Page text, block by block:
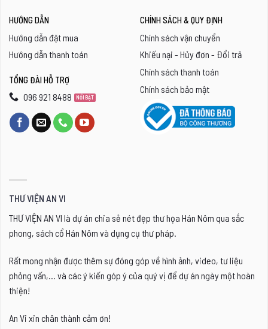
HƯỚNG DẪN
Hướng dẫn đặt mua
Hướng dẫn thanh toán
TỔNG ĐÀI HỖ TRỢ
096 921 8488
CHÍNH SÁCH & QUY ĐỊNH
Chính sách vận chuyển
Khiếu nại - Hủy đơn - Đổi trả
Chính sách thanh toán
Chính sách bảo mật
THƯ VIỆN AN VI
THƯ VIỆN AN VI là dự án chia sẻ nét đẹp thư họa Hán Nôm qua sắc
phong, sách cổ Hán Nôm và dụng cụ thư pháp.
Rất mong nhận được thêm sự đóng góp về hình ảnh, video, tư liệu
phỏng vấn,... và các ý kiến góp ý của quý vị để dự án ngày một hoàn
thiện!
An Vi xin chân thành cảm ơn!